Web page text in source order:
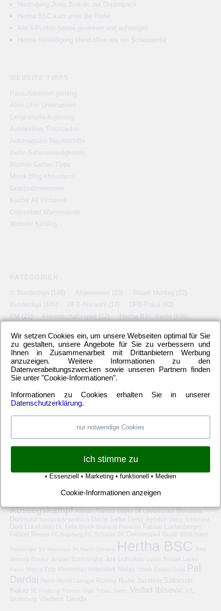
Neuzugang Josip Brekalo mit Doppelpack
Hertha BSC kam unter die Räder
Alle 6-Punkte-Spiele gewinnen und aufsteigen
Hertha-Verteidigung stand offen wie ein Scheunentor
Pauschalreisen günstig
Alien Ufos Untertassen
Langzeiturlaub günstig
Autolexikon Traumautos
Automagazin Raumschiffe
Berlin Sehenswürdigkeiten
Blumen Garten Tipps
Musik Blog Abrissbirne
Grasplatzmemmen
Karibik All Inclusive
Ostseebad Warnemünde
Website Katalog
2. Bundesliga (148) Allgemeines (23) Blauer Montag (22)
Bundesliga (445) DFB-Auswahl (17) DFB-Pokal (62)
EM(21) Freundschaftsspiel(22) Hertha BSC Berlin(699)
UEFA Europa League(22) UEFA-Cup(12)
META
Anmelden Eintrags-Feed Kommentar-Feed WordPress.org
Abstiegskampf Adrian Ramos Bayer 04 Leverkusen Borussia
Dortmund
Borussia M'gladbach Davie Selke Deniz Aytekin Derry Scherhant
Dodi Lukebakio Dr. Felix Brych Eintracht Frankfurt
Fabian Lustenberger
Fabian Reese
FC Augsburg FC Schalke 04 Geisterspiel Guido Winkmann
Hamburger SV Hannover 96 Harm Osmers Hertha BSC
John
Anthony Brooks
Jordan Torunarigha Jos Luhukay Lucas Tousart
Lucien
Favre
Marco Fritz Maximilian Mittelstädt Niklas Stark Ondrej Duda Pal
Dardai
Pierre-Michel Lasogga Ronny Rune Jarstein Salomon
Kalou SC Freiburg Thomas Kraft Tobias Stieler Vedad Ibisevic
VfL
Wolfsburg
Vladimir Darida
Wir setzen Cookies ein, um unsere Webseiten optimal für Sie
zu gestalten, unsere Angebote für Sie zu verbessern und
Ihnen in Zusammenarbeit mit Drittanbietern Werbung
anzuzeigen. Weitere Informationen zu den
Datenverabeitungszwecken sowie unseren Partnern finden
Sie unter "Cookie-Informationen".
Informationen zu Cookies erhalten Sie in unserer
Datenschutzerklärung.
nur notwendige Cookies
Ich stimme zu
• Essenziell • Marketing • funktionell • Medien
Cookie-Informationen anzeigen